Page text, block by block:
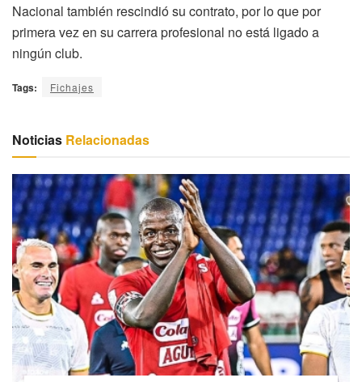
Nacional también rescindió su contrato, por lo que por
primera vez en su carrera profesional no está ligado a
ningún club.
Tags: Fichajes
Noticias Relacionadas